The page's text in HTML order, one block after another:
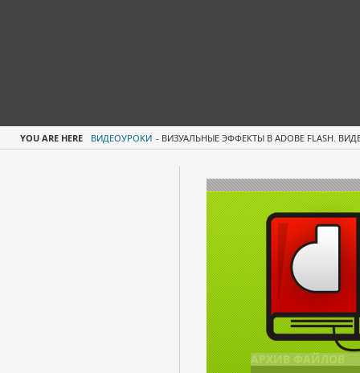
YOU ARE HERE ВИДЕОУРОКИ - ВИЗУАЛЬНЫЕ ЭФФЕКТЫ В ADOBE FLASH.
АРХИВ ФАЙЛОВ